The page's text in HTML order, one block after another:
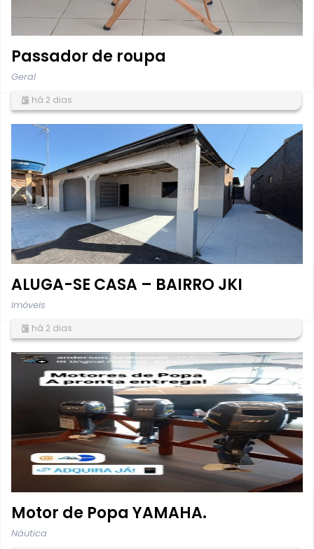
Passador de roupa
Geral
há 2 dias
ALUGA-SE CASA – BAIRRO JKI
Imóveis
há 2 dias
Motor de Popa YAMAHA.
Náutica